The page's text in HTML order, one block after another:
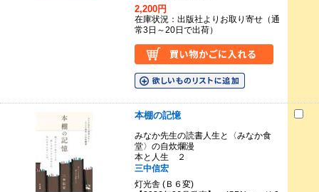
2,200円
在庫状況：出版社よりお取り寄せ（通
常3日～20日で出荷）
本棚の記憶
みなか先生の読書人生と〈みなか食
堂〉の自炊爛漫
本と人生 ２
三中信宏
灯光舎 (Ｂ６変)